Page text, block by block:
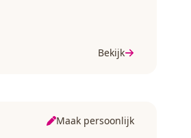
Bekijk
Maak persoonlijk